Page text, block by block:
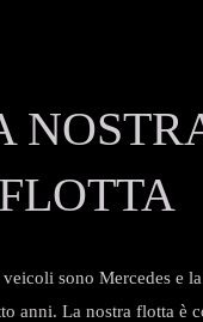
FLOTTA
sono Mercedes e
anni. La nostra flotta è